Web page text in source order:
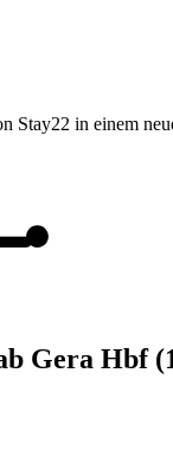
Stay22 in einem
Gera Hbf